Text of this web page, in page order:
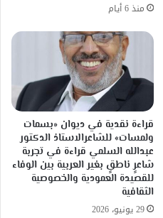
منذ 6 أيام
قراءة نقدية في ديوان «بسمات
ولمسات» للشاعرالاستاذ الدكتور
عبدالله السلمي قراءة في تجربة
شاعرٍ ناطقٍ بغير العربية بين الوفاء
للقصيدة العمودية والخصوصية
الثقافية
29 يونيو، 2026